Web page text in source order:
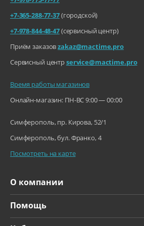
О компании
Помощь
+7-365-288-77-37(городской)
+7-978-844-48-47(сервисный центр)
Приём заказовzakaz@mactime.pro
Сервисный центрservice@mactime.pro
Время работы магазинов
Онлайн-магазин: ПН-ВС 9:00 — 00:00
Симферополь, пр. Кирова, 52/1
Симферополь, бул. Франко, 4
Посмотреть на карте